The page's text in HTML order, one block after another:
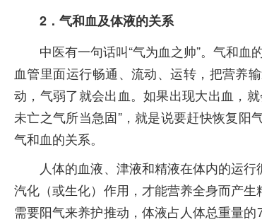
2．气和血及体液的关系
中医有一句话叫“气为血之帅”。气和血
血管里面运行畅通、流动、运转，把营养
动，气弱了就会出血。如果出现大出血，
未亡之气所当急固”，就是说要赶快恢复阳
气和血的关系。
人体的血液、津液和精液在体内的运行
汽化（或生化）作用，才能营养全身而产
需要阳气来养护推动，体液占人体总重量